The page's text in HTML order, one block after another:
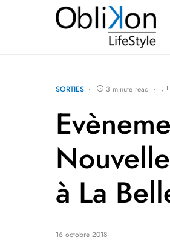
SORTIES 3 minute read
à La
16 octobre 2018